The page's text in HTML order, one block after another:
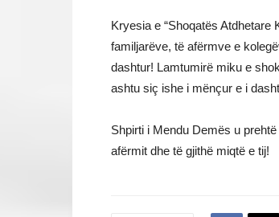
Kryesia e “Shoqatës Atdhetare
familjarëve, të afërmve e
dashtur! Lamtumirë miku e
ashtu siç ishe i mënçur e i
Shpirti i Mendu Demës u
afërmit dhe të gjithë miqtë e tij!